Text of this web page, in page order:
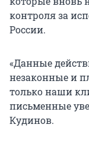
контроля за
России.
«Данные
незаконные и
только наши
письменные
Кудинов.